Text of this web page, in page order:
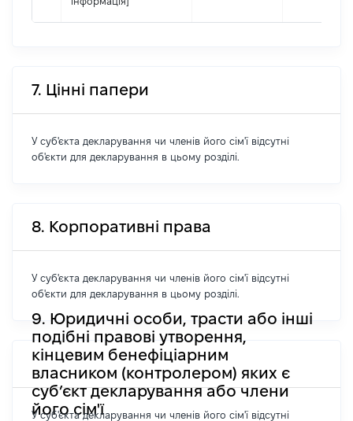
7. Цінні папери
У суб'єкта декларування чи членів його сім'ї відсутні
об'єкти для декларування в цьому розділі.
8. Корпоративні права
У суб'єкта декларування чи членів його сім'ї відсутні
об'єкти для декларування в цьому розділі.
9. Юридичні особи, трасти або інші
подібні правові утворення,
кінцевим бенефіціарним
власником (контролером) яких є
суб’єкт декларування або члени
його сім'ї
У суб'єкта декларування чи членів його сім'ї відсутні